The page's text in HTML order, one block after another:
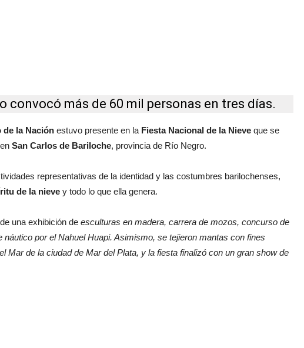
convocó más de 60 mil personas en tres días.
de la Nación estuvo presente en la Fiesta Nacional de la Nieve que se
San Carlos de Bariloche, provincia de Río Negro.
representativas de la identidad y las costumbres barilochenses,
de la nieve y todo lo que ella genera.
una exhibición de esculturas en madera, carrera de mozos, concurso de
por el Nahuel Huapi. Asimismo, se tejieron mantas con fines
Mar de la ciudad de Mar del Plata, y la fiesta finalizó con un gran show de